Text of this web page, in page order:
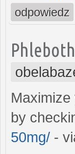
odpowiedz
by
50mg/ -